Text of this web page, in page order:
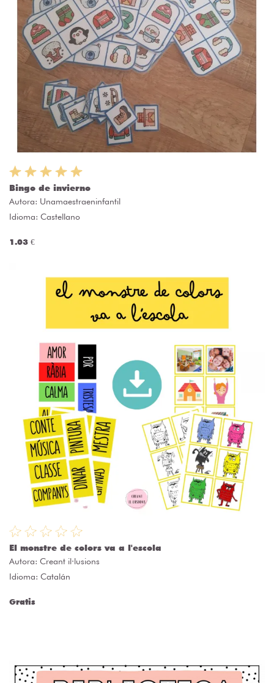
Bingo de invierno
Autora: Unamaestraeninfantil
Idioma: Castellano
1.03 €
El monstre de colors va a l'escola
Autora: Creant il·lusions
Idioma: Catalán
Gratis